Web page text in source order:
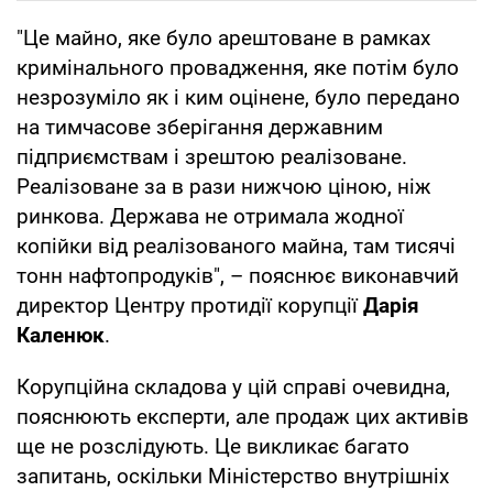
"Це майно, яке було арештоване в рамках
кримінального провадження, яке потім було
незрозуміло як і ким оцінене, було передано
на тимчасове зберігання державним
підприємствам і зрештою реалізоване.
Реалізоване за в рази нижчою ціною, ніж
ринкова. Держава не отримала жодної
копійки від реалізованого майна, там тисячі
тонн нафтопродуків", – пояснює виконавчий
директор Центру протидії корупціїДарія
Каленюк.
Корупційна складова у цій справі очевидна,
пояснюють експерти, але продаж цих активів
ще не розслідують. Це викликає багато
запитань, оскільки Міністерство внутрішніх